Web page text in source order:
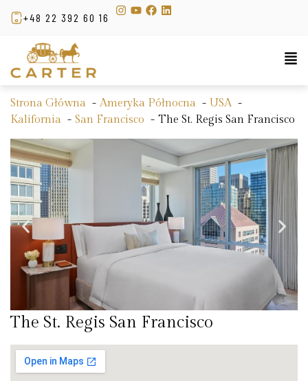
+48 22 392 60 16
Strona Główna Ameryka Północna
USA
Kalifornia
San Francisco The St. Regis San Francisco
The St. Regis San Francisco